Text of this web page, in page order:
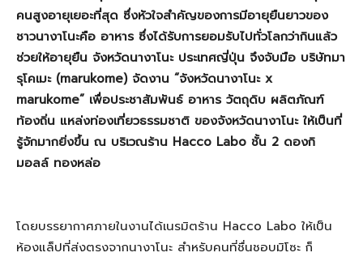
คนสูงอายุเยอะที่สุด ซึ่งหัวใจสำคัญของการมีอายุยืนยาวของ
ชาวนางาโนะคือ อาหาร ซึ่งได้รับการยอมรับไปทั่วโลกว่ากินแล้ว
ช่วยให้อายุยืน จังหวัดนางาโนะ ประเทศญี่ปุ่น จึงจับมือ บริษัทมา
รุโคเมะ (marukome) จัดงาน “จังหวัดนางาโนะ x
marukome” เพื่อประชาสัมพันธ์ อาหาร วัตถุดิบ ผลิตภัณฑ์
ท้องถิ่น แหล่งท่องเที่ยวธรรมชาติ ของจังหวัดนางาโนะ ให้เป็นที่
รู้จักมากยิ่งขึ้น ณ บริเวณร้าน Hacco Labo ชั้น 2 ดองกิ
มอลล์ ทองหล่อ
โดยบรรยากาศภายในงานได้เนรมิตร้าน Hacco Labo ให้เป็น
ห้องแล็ปที่ส่งตรงจากนางาโนะ สำหรับคนที่ชื่นชอบมิโซะ ก็